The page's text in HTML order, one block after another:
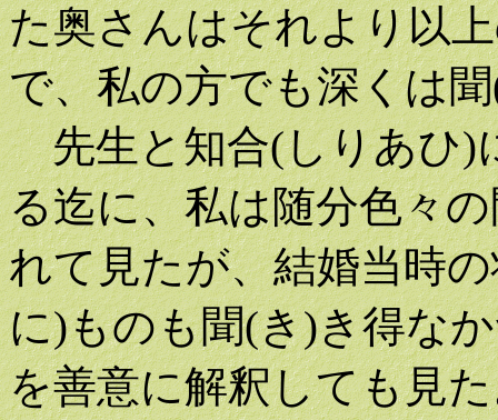
た奥さんはそれより以
で、私の方でも深くは
先生と知合(しりあひ)
る迄に、私は随分色々
れて見たが、結婚当時
に)ものも聞(き)き得な
を善意に解釈しても見